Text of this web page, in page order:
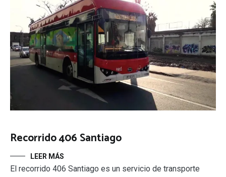
Recorrido 406 Santiago
LEER MÁS
El recorrido 406 Santiago es un servicio de transporte